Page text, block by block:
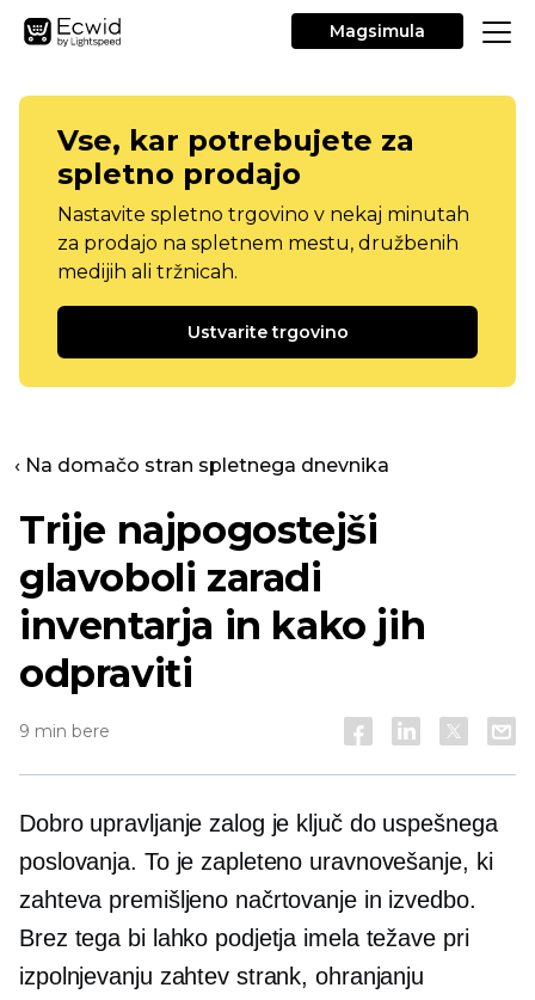
Magsimula
Vse, kar potrebujete za
spletno prodajo
Nastavite spletno trgovino v nekaj minutah
za prodajo na spletnem mestu, družbenih
medijih ali tržnicah.
Ustvarite trgovino
‹ Na domačo stran spletnega dnevnika
Trije najpogostejši
glavoboli zaradi
inventarja in kako jih
odpraviti
9 min bere
Dobro upravljanje zalog je ključ do uspešnega
poslovanja. To je zapleteno uravnovešanje, ki
zahteva premišljeno načrtovanje in izvedbo.
Brez tega bi lahko podjetja imela težave pri
izpolnjevanju zahtev strank, ohranjanju